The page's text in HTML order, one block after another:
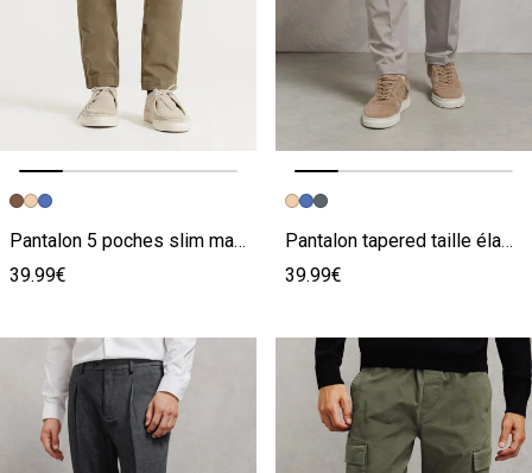
Image précédente
Image suivante
Pantalon 5 poches slim matière bi-stretch
39.99€
Image précédente
Image suivante
Pantalon tapered taille élastiquée
39.99€